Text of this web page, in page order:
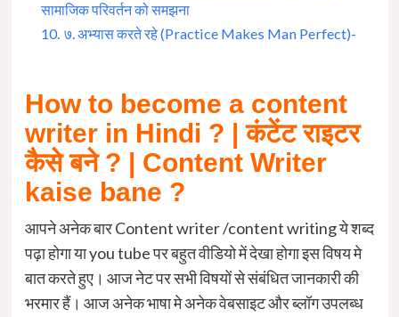
सामाजिक परिवर्तन को समझना
10. ७. अभ्यास करते रहे (Practice Makes Man Perfect)-
How to become a content
writer in Hindi ? | कंटेंट राइटर
कैसे बने ? | Content Writer
kaise bane ?
आपने अनेक बार Content writer /content writing ये शब्द
पढ़ा होगा या you tube पर बहुत वीडियो में देखा होगा इस विषय मे
बात करते हुए। आज नेट पर सभी विषयों से संबंधित जानकारी की
भरमार हैं। आज अनेक भाषा मे अनेक वेबसाइट और ब्लॉग उपलब्ध